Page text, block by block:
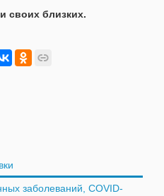
своих близких.
заболеваний, COVID-